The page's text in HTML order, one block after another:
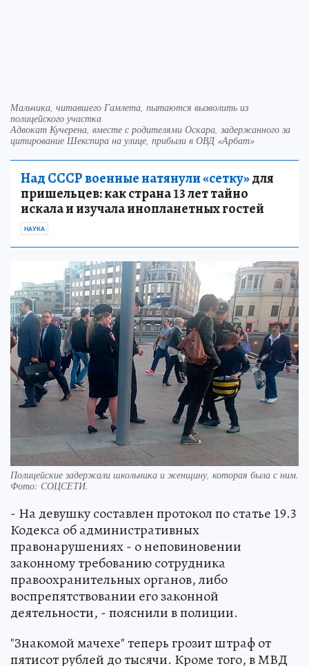
Мальчика, читавшего Гамлета, пытаются вызволить из
полицейского участка
Адвокат Кучерена, вместе с родителями Оскара, задержанного за
цитирование Шекспира на улице, прибыли в ОВД «Арбат»
Над СССР военные натянули «сетку»для
пришельцев: как страна 13 лет тайно
искала и изучала инопланетных гостей
НАУКА
Полицейские задержали школьника и женщину, которая была с ним.
Фото: СОЦСЕТИ.
- На девушку составлен протокол по статье 19.3
Кодекса об административных
правонарушениях - о неповиновении
законному требованию сотрудника
правоохранительных органов, либо
воспрепятствовании его законной
деятельности, - пояснили в полиции.
"Знакомой мачехе" теперь грозит штраф от
пятисот рублей до тысячи. Кроме того, в МВД